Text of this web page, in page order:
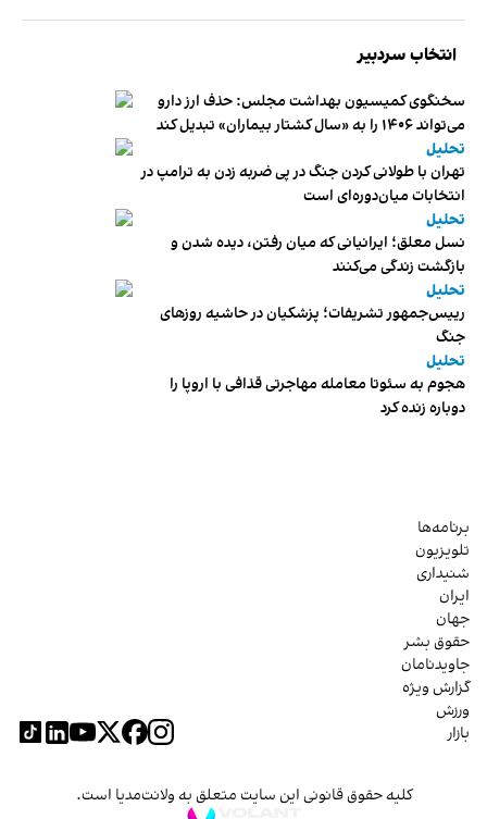
انتخاب سردبیر
سخنگوی کمیسیون بهداشت مجلس: حذف ارز دارو
می‌تواند ۱۴۰۶ را به «سال کشتار بیماران» تبدیل کند
تحلیل
تهران با طولانی کردن جنگ در پی ضربه زدن به ترامپ در
انتخابات میان‌دوره‌ای است
تحلیل
نسل معلق؛ ایرانیانی که میان رفتن، دیده شدن و
بازگشت زندگی می‌کنند
تحلیل
رییس‌جمهور تشریفات؛ پزشکیان در حاشیه روزهای
جنگ
تحلیل
هجوم به سئوتا معامله مهاجرتی قذافی با اروپا را
دوباره زنده کرد
برنامه‌ها
تلویزیون
شنیداری
ایران
جهان
حقوق بشر
جاویدنامان
گزارش ویژه
ورزش
بازار
کلیه حقوق قانونی این سایت متعلق به ولانت‌مدیا است.